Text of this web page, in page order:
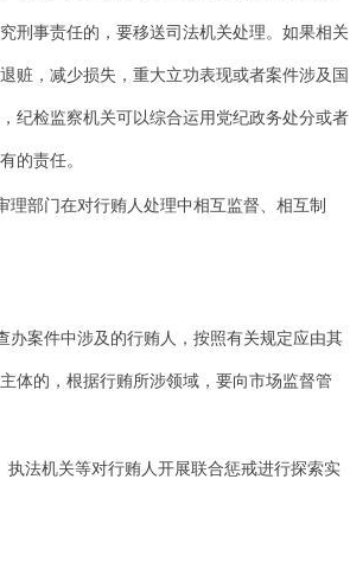
刑事责任的，要移送司法机关处理。如果相关
赃，减少损失，重大立功表现或者案件涉及国
纪检监察机关可以综合运用党纪政务处分或者
的责任。
理部门在对行贿人处理中相互监督、相互制
办案件中涉及的行贿人，按照有关规定应由其
体的，根据行贿所涉领域，要向市场监督管
法机关等对行贿人开展联合惩戒进行探索实